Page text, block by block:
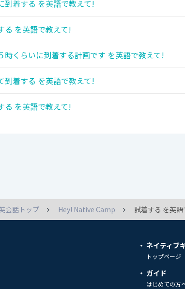
到着する を英語で教えて!
る を英語で教えて!
時くらいに到着する計画です を英語で教えて!
到着する を英語で教えて!
る を英語で教えて!
会話トップ Hey! Native Camp 試着する を英語
ネイティブ
トップページ
ガイド
はじめての方